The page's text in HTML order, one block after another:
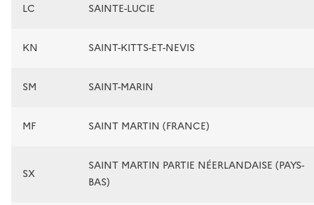
LC SAINTE-LUCIE
KN SAINT-KITTS-ET-NEVIS
SM SAINT-MARIN
MF SAINT MARTIN (FRANCE)
SX
SAINT MARTIN PARTIE NÉERLANDAISE (PAYS-
BAS)